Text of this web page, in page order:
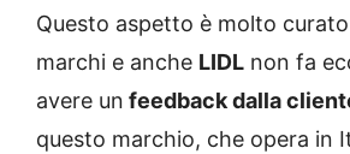
Questo aspetto è molto
marchi e anche LIDL non fa
avere un feedback dalla
questo marchio, che opera in